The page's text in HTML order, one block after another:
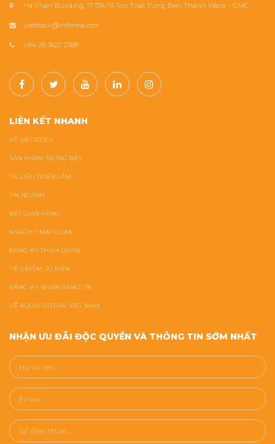
Ha Phan Building, 17-17A-19 Ton That Tung, Ben Thanh Ward, HCMC
vietstock@informa.com
+84 28 3622 2588
LIÊN KẾT NHANH
VỀ VIETSTOCK
SẢN PHẨM TRƯNG BÀY
TÀI LIỆU TRIỂN LÃM
TIN NGÀNH
ĐẶT GIAN HÀNG
KHÁCH THAM QUAN
ĐĂNG KÝ THAM QUAN
TIÊU ĐIỂM SỰ KIỆN
ĐĂNG KÝ NHẬN BẢNG TIN
VỀ AQUACULTURE VIỆT NAM
NHẬN ƯU ĐÃI ĐỘC QUYỀN VÀ THÔNG TIN SỚM NHẤT